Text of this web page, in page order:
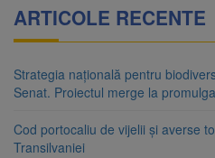
ARTICOLE RECENTE
Strategia națională pentru
Senat. Proiectul merge la
Cod portocaliu de vijelii și averse
Transilvaniei